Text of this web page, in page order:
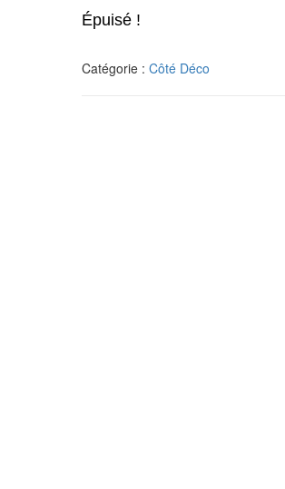
Épuisé !
Catégorie : Côté Déco